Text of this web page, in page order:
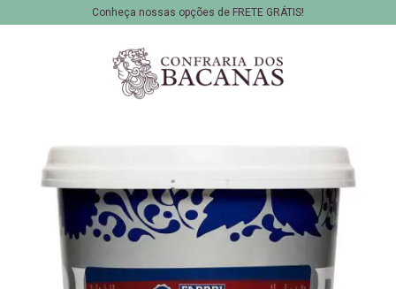
Conheça nossas opções de FRETE GRÁTIS!